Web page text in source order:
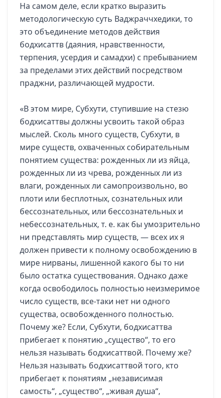
На самом деле, если кратко выразить
методологическую суть Ваджраччхедики, то
это объединение методов действия
бодхисаттв (даяния, нравственности,
терпения, усердия и самадхи) с пребыванием
за пределами этих действий посредством
праджни, различающей мудрости.
«В этом мире, Субхути, ступившие на стезю
бодхисаттвы должны усвоить такой образ
мыслей. Сколь много существ, Субхути, в
мире существ, охваченных собирательным
понятием существа: рожденных ли из яйца,
рожденных ли из чрева, рожденных ли из
влаги, рожденных ли самопроизвольно, во
плоти или бесплотных, сознательных или
бессознательных, или бессознательных и
небессознательных, т. е. как бы умозрительно
ни представлять мир существ, — всех их я
должен привести к полному освобождению в
мире нирваны, лишенной какого бы то ни
было остатка существования. Однако даже
когда освободилось полностью неизмеримое
число существ, все-таки нет ни одного
существа, освобожденного полностью.
Почему же? Если, Субхути, бодхисаттва
прибегает к понятию „существо“, то его
нельзя называть бодхисаттвой. Почему же?
Нельзя называть бодхисаттвой того, кто
прибегает к понятиям „независимая
самость“, „существо“, „живая душа“,